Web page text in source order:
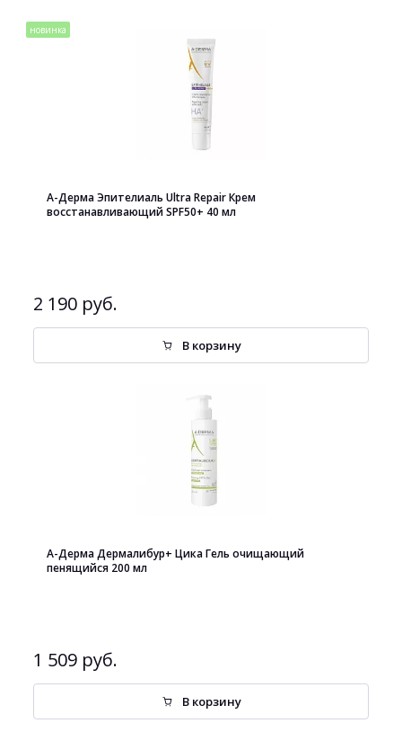
новинка
А-Дерма Эпителиаль Ultra Repair Крем
восстанавливающий SPF50+ 40 мл
2 190 руб.
В корзину
А-Дерма Дермалибур+ Цика Гель очищающий
пенящийся 200 мл
1 509 руб.
В корзину